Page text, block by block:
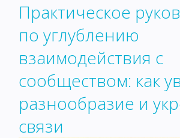
Практическое
по углублению
взаимодействия с
сообществом: как
разнообразие и
связи